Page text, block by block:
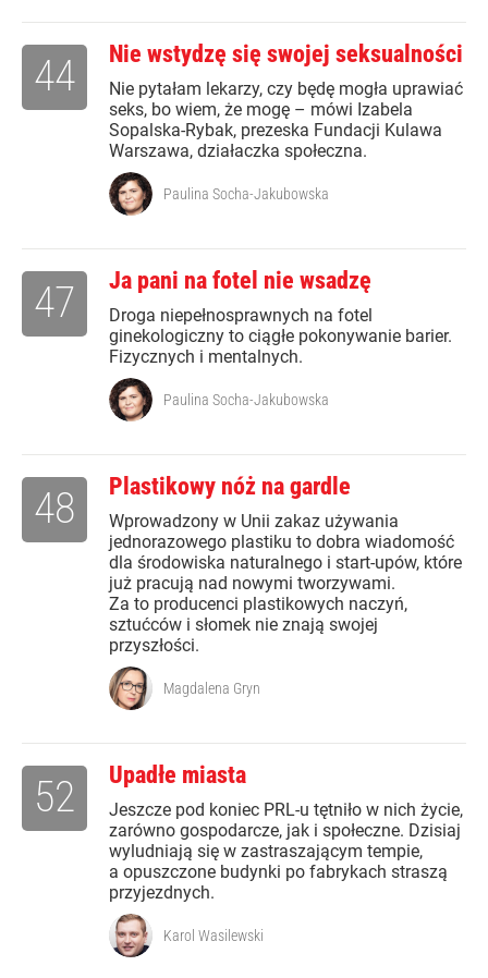
Nie wstydzę się swojej seksualności
Nie pytałam lekarzy, czy będę mogła uprawiać
seks, bo wiem, że mogę – mówi Izabela
Sopalska-Rybak, prezeska Fundacji Kulawa
Warszawa, działaczka społeczna.
44
Paulina Socha-Jakubowska
Ja pani na fotel nie wsadzę
Droga niepełnosprawnych na fotel
ginekologiczny to ciągłe pokonywanie barier.
Fizycznych i mentalnych.
47
Paulina Socha-Jakubowska
Plastikowy nóż na gardle
Wprowadzony w Unii zakaz używania
jednorazowego plastiku to dobra wiadomość
dla środowiska naturalnego i start-upów, które
już pracują nad nowymi tworzywami.
Za to producenci plastikowych naczyń,
sztućców i słomek nie znają swojej
przyszłości.
48
Magdalena Gryn
Upadłe miasta
Jeszcze pod koniec PRL-u tętniło w nich życie,
zarówno gospodarcze, jak i społeczne. Dzisiaj
wyludniają się w zastraszającym tempie,
a opuszczone budynki po fabrykach straszą
przyjezdnych.
52
Karol Wasilewski